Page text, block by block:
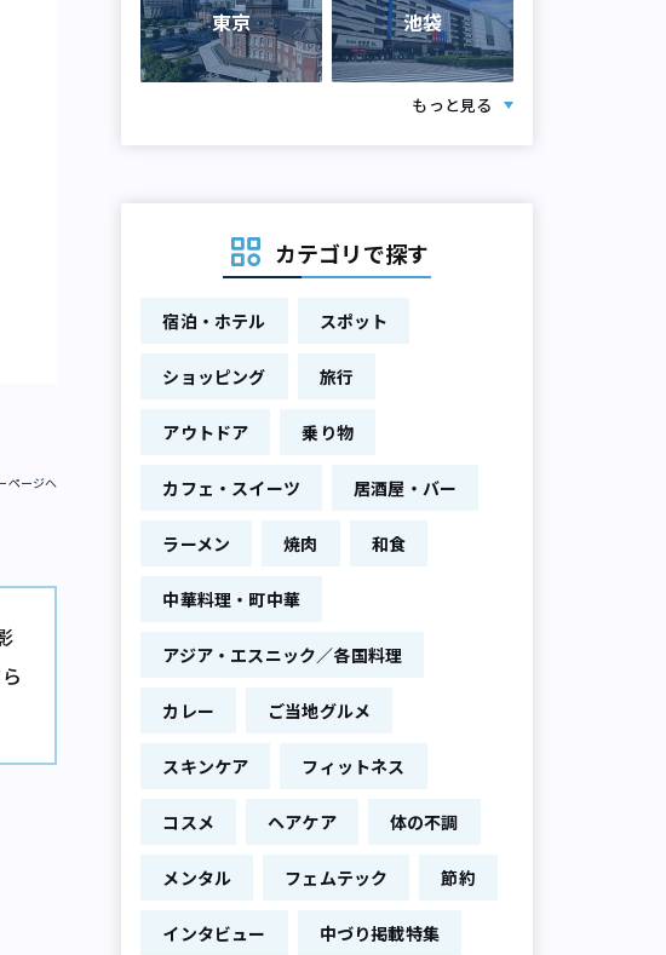
ページへ
東京 池袋
もっと見る
カテゴリで探す
宿泊・ホテル スポット
ショッピング 旅行
アウトドア 乗り物
カフェ・スイーツ 居酒屋・バー
ラーメン 焼肉 和食
中華料理・町中華
アジア・エスニック／各国料理
カレー ご当地グルメ
スキンケア フィットネス
コスメ ヘアケア 体の不調
メンタル フェムテック 節約
インタビュー 中づり掲載特集